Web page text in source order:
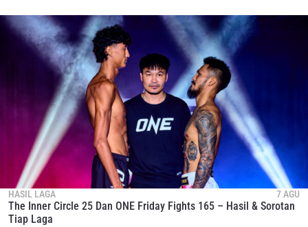
HASIL LAGA 7 AGU
The Inner Circle 25 Dan ONE Friday Fights 165 – Hasil & Sorotan
Tiap Laga